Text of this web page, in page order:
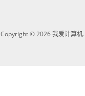
Copyright © 2026 我爱计算机.